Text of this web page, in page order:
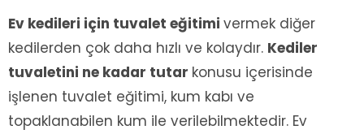
Ev kedileri için tuvalet eğitimi vermek diğer
kedilerden çok daha hızlı ve kolaydır. Kediler
tuvaletini ne kadar tutar konusu içerisinde
işlenen tuvalet eğitimi, kum kabı ve
topaklanabilen kum ile verilebilmektedir. Ev